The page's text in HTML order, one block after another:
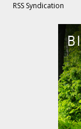
RSS Syndication